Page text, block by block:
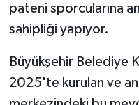
pateni sporcularına
sahipliği yapıyor.
Büyükşehir Belediye
2025'te kurulan ve